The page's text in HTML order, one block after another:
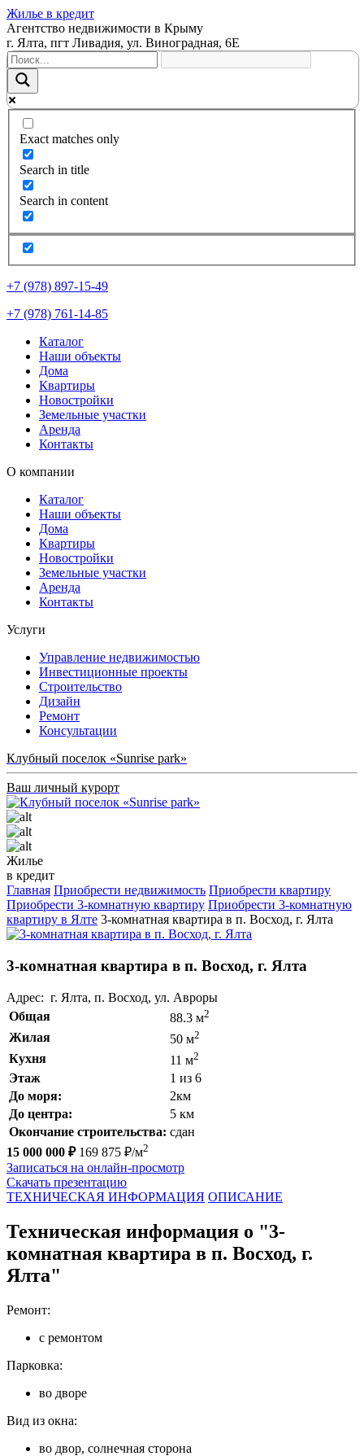
Жилье в кредит
Агентство недвижимости в Крыму
г. Ялта, пгт Ливадия, ул. Виноградная, 6Е
Exact matches only
Search in title
Search in content
+7 (978) 897-15-49
+7 (978) 761-14-85
Каталог
Наши объекты
Дома
Квартиры
Новостройки
Земельные участки
Аренда
Контакты
О компании
Каталог
Наши объекты
Дома
Квартиры
Новостройки
Земельные участки
Аренда
Контакты
Услуги
Управление недвижимостью
Инвестиционные проекты
Строительство
Дизайн
Ремонт
Консультации
Клубный поселок «Sunrise park»
Ваш личный курорт
Жилье
в кредит
Главная Приобрести недвижимость Приобрести квартиру
Приобрести 3-комнатную квартиру Приобрести 3-комнатную
квартиру в Ялте 3-комнатная квартира в п. Восход, г. Ялта
3-комнатная квартира в п. Восход, г. Ялта
Адрес: г. Ялта, п. Восход, ул. Авроры
Общая
88.3 м2
Жилая 50 м2
Кухня 11 м2
Этаж
1 из 6
До моря:
2км
До центра:
5 км
Окончание строительства: сдан
15 000 000 ₽ 169 875 ₽/м2
Записаться на онлайн-просмотр
Скачать презентацию
ТЕХНИЧЕСКАЯ ИНФОРМАЦИЯ ОПИСАНИЕ
Техническая информация о "3-
комнатная квартира в п. Восход, г.
Ялта"
Ремонт:
с ремонтом
Парковка:
во дворе
Вид из окна:
во двор, солнечная сторона